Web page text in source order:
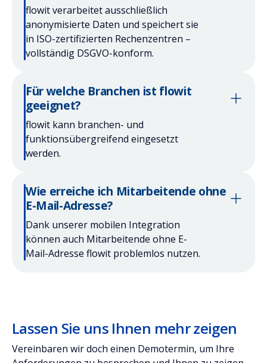
flowit verarbeitet ausschließlich
anonymisierte Daten und speichert sie
in ISO-zertifizierten Rechenzentren –
vollständig DSGVO-konform.
Für welche Branchen ist flowit
geeignet?
flowit kann branchen- und
funktionsübergreifend eingesetzt
werden.
Wie erreiche ich Mitarbeitende ohne
E-Mail-Adresse?
Dank unserer mobilen Integration
können auch Mitarbeitende ohne E-
Mail-Adresse flowit problemlos nutzen.
Lassen Sie uns Ihnen mehr zeigen
Vereinbaren wir doch einen Demotermin, um Ihre